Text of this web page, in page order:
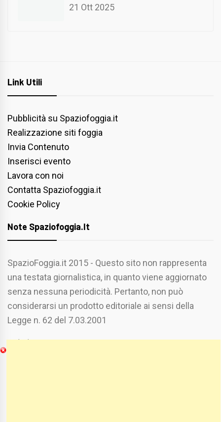
21 Ott 2025
Link Utili
Pubblicità su Spaziofoggia.it
Realizzazione siti foggia
Invia Contenuto
Inserisci evento
Lavora con noi
Contatta Spaziofoggia.it
Cookie Policy
Note Spaziofoggia.it
SpazioFoggia.it 2015 - Questo sito non rappresenta
una testata giornalistica, in quanto viene aggiornato
senza nessuna periodicità. Pertanto, non può
considerarsi un prodotto editoriale ai sensi della
Legge n. 62 del 7.03.2001
Chi Siamo